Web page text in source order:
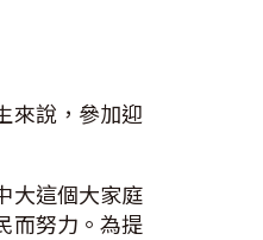
來說，參加迎
大這個大家庭
而努力。為提